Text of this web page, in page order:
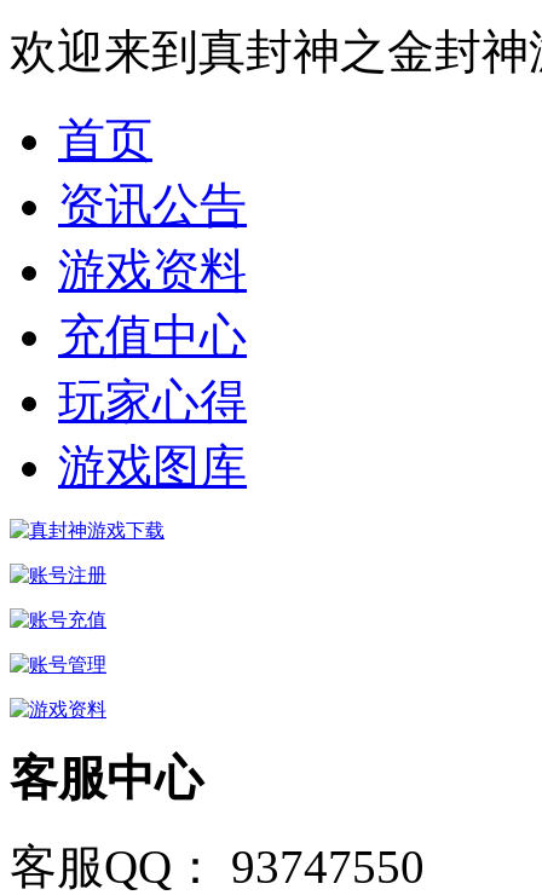
欢迎来到真封神之金封
首页
资讯公告
游戏资料
充值中心
玩家心得
游戏图库
客服中心
客服QQ： 93747550